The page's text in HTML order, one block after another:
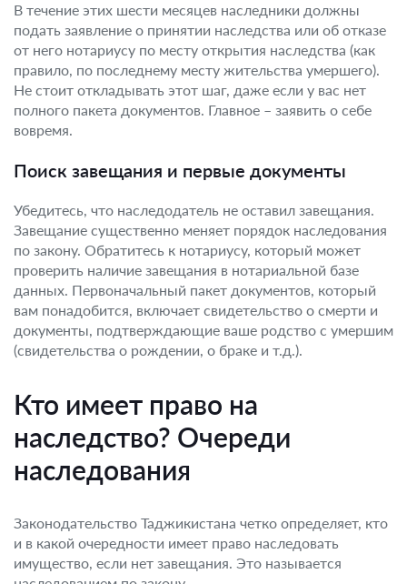
В течение этих шести месяцев наследники должны
подать заявление о принятии наследства или об отказе
от него нотариусу по месту открытия наследства (как
правило, по последнему месту жительства умершего).
Не стоит откладывать этот шаг, даже если у вас нет
полного пакета документов. Главное – заявить о себе
вовремя.
Поиск завещания и первые документы
Убедитесь, что наследодатель не оставил завещания.
Завещание существенно меняет порядок наследования
по закону. Обратитесь к нотариусу, который может
проверить наличие завещания в нотариальной базе
данных. Первоначальный пакет документов, который
вам понадобится, включает свидетельство о смерти и
документы, подтверждающие ваше родство с умершим
(свидетельства о рождении, о браке и т.д.).
Кто имеет право на
наследство? Очереди
наследования
Законодательство Таджикистана четко определяет, кто
и в какой очередности имеет право наследовать
имущество, если нет завещания. Это называется